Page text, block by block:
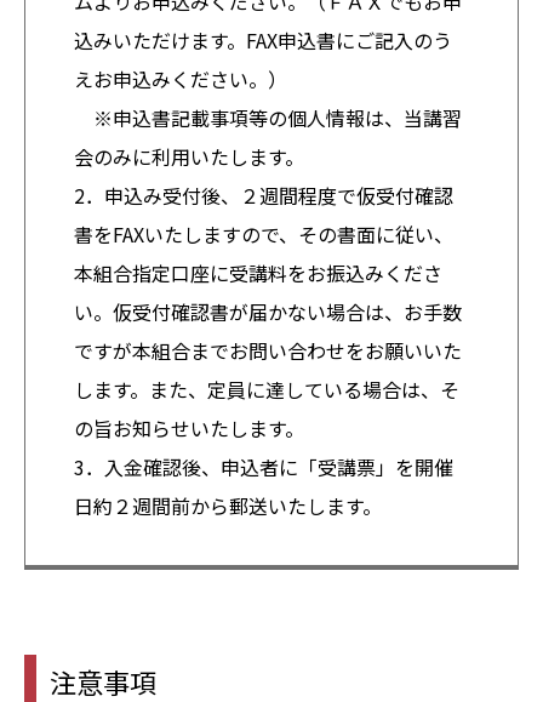
込みいただけます。FAX申込書にご記入のう
えお申込みください。）
※申込書記載事項等の個人情報は、当講習
会のみに利用いたします。
2．申込み受付後、２週間程度で仮受付確認
書をFAXいたしますので、その書面に従い、
本組合指定口座に受講料をお振込みくださ
い。仮受付確認書が届かない場合は、お手数
ですが本組合までお問い合わせをお願いいた
します。また、定員に達している場合は、そ
の旨お知らせいたします。
3．入金確認後、申込者に「受講票」を開催
日約２週間前から郵送いたします。
注意事項